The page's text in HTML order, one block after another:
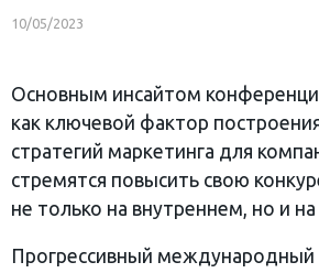
10/05/2023
Основным инсайтом
как ключевой фактор
стратегий маркетинга для
стремятся повысить свою
не только на внутреннем, но и
Прогрессивный международный